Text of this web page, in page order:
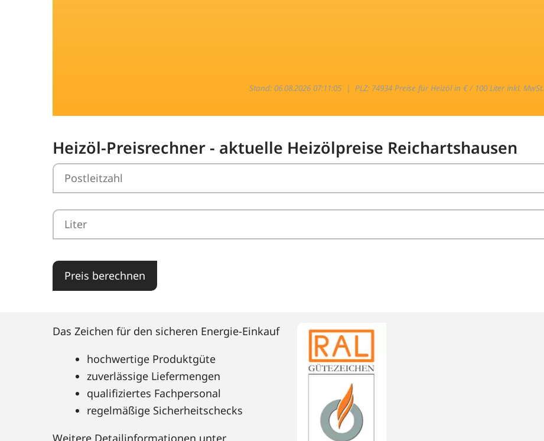
Stand: 06.08.2026 07:11:05 |PLZ: 74934 Preise für Heizöl in € / 100 Liter inkl. MwSt.
Heizöl-Preisrechner - aktuelle Heizölpreise Reichartshausen
Preis berechnen
Das Zeichen für den sicheren Energie-Einkauf
hochwertige Produktgüte
zuverlässige Liefermengen
qualifiziertes Fachpersonal
regelmäßige Sicherheitschecks
Weitere Detailinformationen unter